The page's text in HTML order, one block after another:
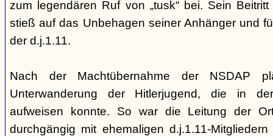
zum legendären Ruf von „tusk“ bei. Sein
stieß auf das Unbehagen seiner Anhänger und
der d.j.1.11.
Nach der Machtübernahme der NSDAP
Unterwanderung der Hitlerjugend, die in
aufweisen konnte. So war die Leitung der
durchgängig mit ehemaligen d.j.1.11-